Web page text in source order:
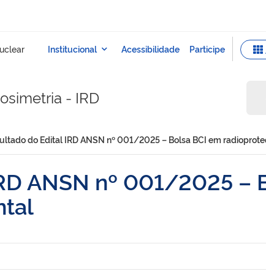
- IRD
do Edital IRD ANSN nº 001/2025 – Bolsa BCI em
ANSN nº 001/2025 –